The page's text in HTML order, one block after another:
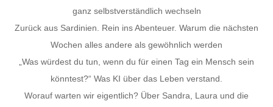
ganz selbstverständlich wechseln
Zurück aus Sardinien. Rein ins Abenteuer. Warum die nächsten
Wochen alles andere als gewöhnlich werden
„Was würdest du tun, wenn du für einen Tag ein Mensch sein
könntest?“ Was KI über das Leben verstand.
Worauf warten wir eigentlich? Über Sandra, Laura und die